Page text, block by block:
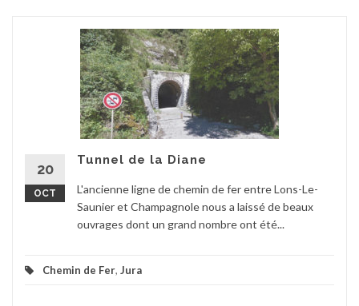
20
OCT
Tunnel de la Diane
L'ancienne ligne de chemin de fer entre Lons-Le-
Saunier et Champagnole nous a laissé de beaux
ouvrages dont un grand nombre ont été...
Chemin de Fer, Jura